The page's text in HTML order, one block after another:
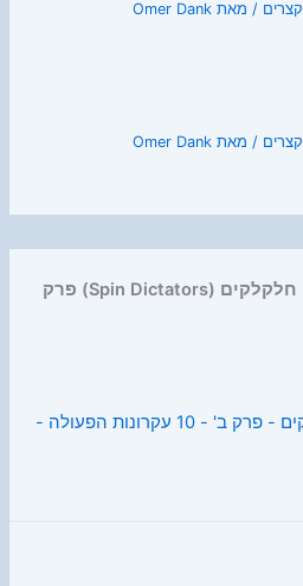
קצרים / מאתOmer Dank
קצרים / מאתOmer Dank
1 מחשבה על “דיקטטורים חלקלקים (Spin Dictators) פרק
דיקטטורים חלקלקים - פרק ב' - 10 עקרונות הפעולה -